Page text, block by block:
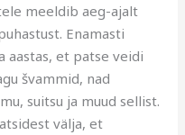
meeldib aeg-ajalt
Enamasti
aastas, et patse veidi
švammid, nad
suitsu ja muud sellist.
välja, et